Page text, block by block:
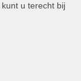
u terecht bij